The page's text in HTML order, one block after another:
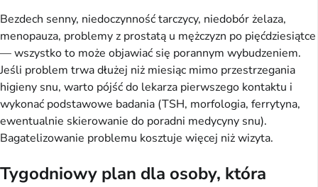
Bezdech senny, niedoczynność tarczycy, niedobór żelaza,
menopauza, problemy z prostatą u mężczyzn po pięćdziesiątce
— wszystko to może objawiać się porannym wybudzeniem.
Jeśli problem trwa dłużej niż miesiąc mimo przestrzegania
higieny snu, warto pójść do lekarza pierwszego kontaktu i
wykonać podstawowe badania (TSH, morfologia, ferrytyna,
ewentualnie skierowanie do poradni medycyny snu).
Bagatelizowanie problemu kosztuje więcej niż wizyta.
Tygodniowy plan dla osoby, która